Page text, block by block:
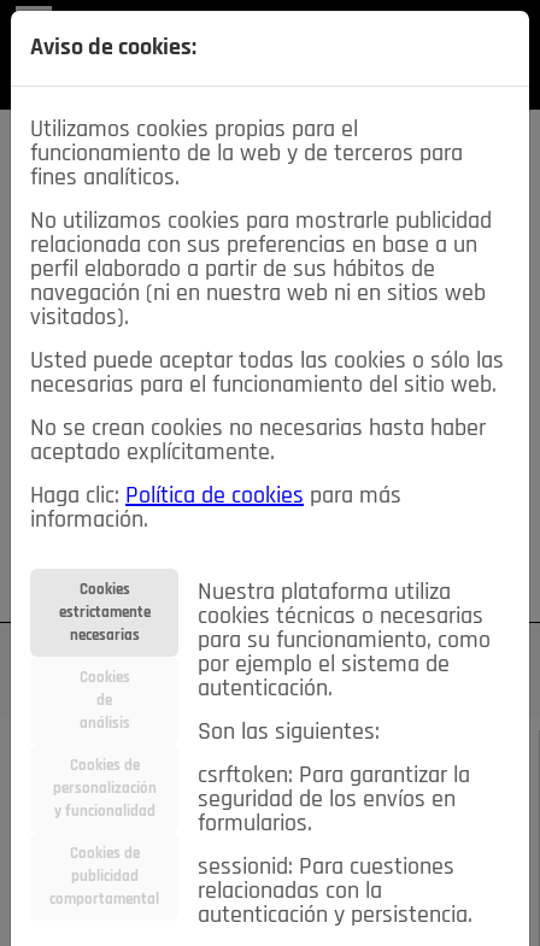
SECCIONES
descarga esta
REVISTA
≡NOTICIAS
NOTICIAS SERVICIOS DE INTERÉS
TABLÓN DE ANUNCIOS MIS ANUNCIOS CONTACTO
NOSOTROS
Su cuenta Regístrese ¿Olvidó su contraseña?
DICIEMBRE 2018
Paseando por Pozuelo
10-12-2018 7:18 p.m.
Aviso de cookies:
Utilizamos cookies propias para el
funcionamiento de la web y de terceros para
fines analíticos.
No utilizamos cookies para mostrarle publicidad
relacionada con sus preferencias en base a un
perfil elaborado a partir de sus hábitos de
navegación (ni en nuestra web ni en sitios web
visitados).
Usted puede aceptar todas las cookies o sólo las
necesarias para el funcionamiento del sitio web.
No se crean cookies no necesarias hasta haber
aceptado explícitamente.
Haga clic: Política de cookies para más
información.
Cookies
estrictamente
necesarias
Cookies
de
análisis
Cookies de
personalización
y funcionalidad
Cookies de
publicidad
comportamental
Nuestra plataforma utiliza
cookies técnicas o necesarias
para su funcionamiento, como
por ejemplo el sistema de
autenticación.
Son las siguientes:
csrftoken: Para garantizar la
seguridad de los envíos en
formularios.
sessionid: Para cuestiones
relacionadas con la
autenticación y persistencia.